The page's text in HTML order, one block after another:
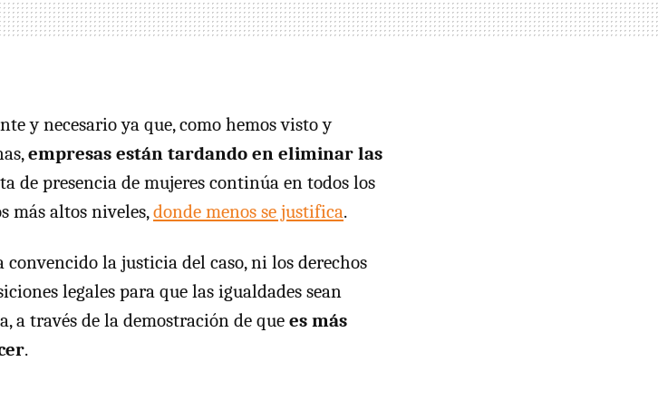
y necesario ya que, como hemos visto y
empresas están tardando en eliminar las
de presencia de mujeres continúa en todos los
más altos niveles,donde menos se justifica.
convencido la justicia del caso, ni los derechos
legales para que las igualdades sean
a través de la demostración de que es más
.